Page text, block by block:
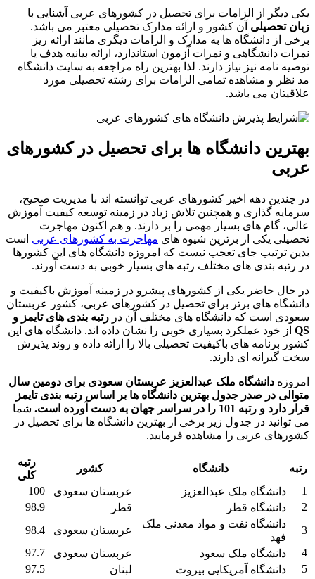
یکی دیگر از الزامات برای تحصیل در کشورهای عربی آشنایی با
زبان تحصیلی آن کشور و ارائه مدارک تحصیلی معتبر می باشد.
برخی از دانشگاه ها به مدارک و الزامات دیگری مانند ارائه ریز
نمرات دانشگاهی و نمرات آزمون استاندارد، ارائه بیانیه هدف یا
توصیه نامه نیز نیاز دارند. لذا بهترین راه مراجعه به سایت دانشگاه
مد نظر و مشاهده تمامی الزامات برای رشته تحصیلی مورد
علاقیتان می باشد.
بهترین دانشگاه ها برای تحصیل در کشورهای
عربی
در چندین دهه اخیر کشورهای عربی توانسته اند با مدیریت صحیح،
سرمایه گذاری و همچنین تلاش زیاد در زمینه توسعه کیفیت آموزش
عالی، گام های بسیار مهمی را بر دارند. و هم اکنون مهاجرت
تحصیلی یکی از برترین شیوه های مهاجرت به کشورهای عربی است
بدین ترتیب جای تعجب نیست که امروزه دانشگاه های این کشورها
در رتبه بندی های مختلف رتبه های بسیار خوبی به دست آورند.
در حال حاضر یکی از کشورهای پیشرو در زمینه آموزش باکیفیت و
دانشگاه های برتر برای تحصیل در کشورهای عربی، کشور عربستان
سعودی است که دانشگاه های مختلف آن در رتبه بندی های تایمز و
QS از خود عملکرد بسیاری خوبی را نشان داده اند. دانشگاه های این
کشور برنامه های باکیفیت تحصیلی بالا را ارائه داده و روند پذیرش
سخت گیرانه ای دارند.
امروزه دانشگاه ملک عبدالعزیز عربستان سعودی برای دومین سال
متوالی در صدر جدول بهترین دانشگاه ها بر اساس رتبه بندی تایمز
قرار دارد و رتبه 101 را در سراسر جهان به دست آورده است.
شما
می توانید در جدول زیر برخی از بهترین دانشگاه ها برای تحصیل در
کشورهای عربی را مشاهده فرمایید.
رتبه دانشگاه کشور
رتبه
کلی
1
دانشگاه ملک عبدالعزیز عربستان سعودی
100
2
دانشگاه قطر قطر
98.9
3
دانشگاه نفت و مواد معدنی ملک
فهد
عربستان سعودی
98.4
4
دانشگاه ملک سعود عربستان سعودی
97.7
5
دانشگاه آمریکایی بیروت لبنان
97.5